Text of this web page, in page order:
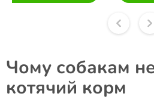
Чому собакам
котячий корм